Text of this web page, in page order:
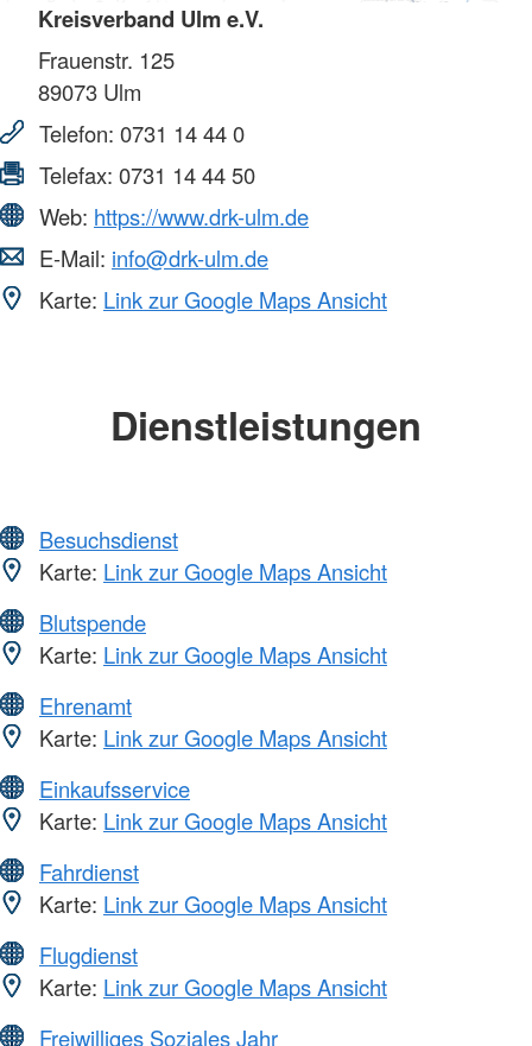
Kreisverband Ulm e.V.
Frauenstr. 125
89073 Ulm
Telefon: 0731 14 44 0
Telefax: 0731 14 44 50
Web: https://www.drk-ulm.de
E-Mail: info@drk-ulm.de
Karte: Link zur Google Maps Ansicht
Dienstleistungen
Besuchsdienst
Karte: Link zur Google Maps Ansicht
Blutspende
Karte: Link zur Google Maps Ansicht
Ehrenamt
Karte: Link zur Google Maps Ansicht
Einkaufsservice
Karte: Link zur Google Maps Ansicht
Fahrdienst
Karte: Link zur Google Maps Ansicht
Flugdienst
Karte: Link zur Google Maps Ansicht
Freiwilliges Soziales Jahr